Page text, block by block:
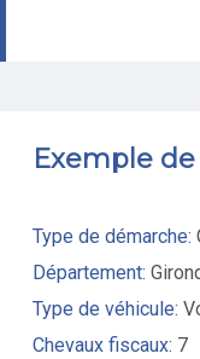
Exemple
Type de démarche:
Département:
Type de véhicule:
Chevaux fiscaux: 7